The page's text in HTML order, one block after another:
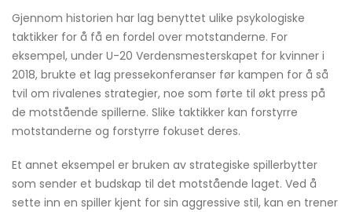
Gjennom historien har lag benyttet ulike psykologiske
taktikker for å få en fordel over motstanderne. For
eksempel, under U-20 Verdensmesterskapet for kvinner i
2018, brukte et lag pressekonferanser før kampen for å så
tvil om rivalenes strategier, noe som førte til økt press på
de motstående spillerne. Slike taktikker kan forstyrre
motstanderne og forstyrre fokuset deres.
Et annet eksempel er bruken av strategiske spillerbytter
som sender et budskap til det motstående laget. Ved å
sette inn en spiller kjent for sin aggressive stil, kan en trener